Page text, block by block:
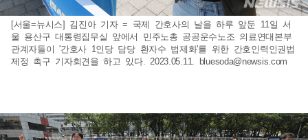
[서울=뉴시스] 김진아 기자 = 국제 간호사의 날을 하루 앞둔 11일 서
울 용산구 대통령집무실 앞에서 민주노총 공공운수노조 의료연대본부
관계자들이 '간호사 1인당 담당 환자수 법제화'를 위한 간호인력인권법
제정 촉구 기자회견을 하고 있다. 2023.05.11.
bluesoda@newsis.com